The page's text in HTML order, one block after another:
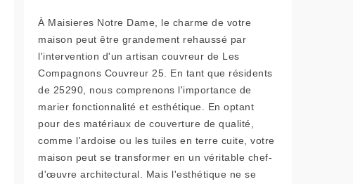
À Maisieres Notre Dame, le charme de votre
maison peut être grandement rehaussé par
l'intervention d'un artisan couvreur de Les
Compagnons Couvreur 25. En tant que résidents
de 25290, nous comprenons l'importance de
marier fonctionnalité et esthétique. En optant
pour des matériaux de couverture de qualité,
comme l'ardoise ou les tuiles en terre cuite, votre
maison peut se transformer en un véritable chef-
d'œuvre architectural. Mais l'esthétique ne se